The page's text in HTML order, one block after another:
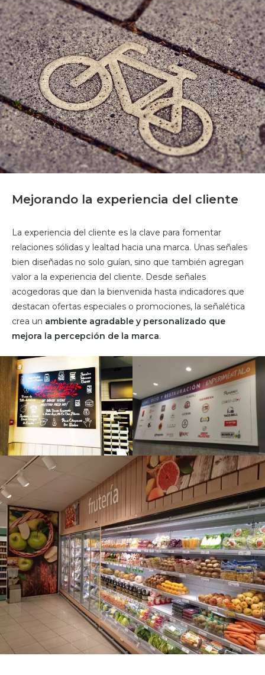
Mejorando la experiencia del cliente
La experiencia del cliente es la clave para fomentar
relaciones sólidas y lealtad hacia una marca. Unas señales
bien diseñadas no solo guían, sino que también agregan
valor a la experiencia del cliente. Desde señales
acogedoras que dan la bienvenida hasta indicadores que
destacan ofertas especiales o promociones, la señalética
crea un ambiente agradable y personalizado que
mejora la percepción de la marca.